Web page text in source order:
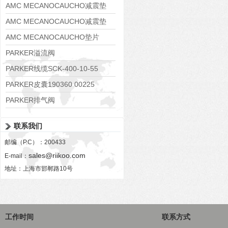
AMC MECANOCAUCHO减震垫
138552
AMC MECANOCAUCHO减震垫
138551
AMC MECANOCAUCHO垫片
608074
PARKER溢流阀
RE06M35W2N1KWXG087
PARKER线缆SCK-400-10-55
PARKER皮囊190360 00225
PARKER排气阀
联系我们
邮编（P.C）：200433
E-mail： sales@riikoo.com
地址：上海市邯郸路10号
工作时间 联系方式